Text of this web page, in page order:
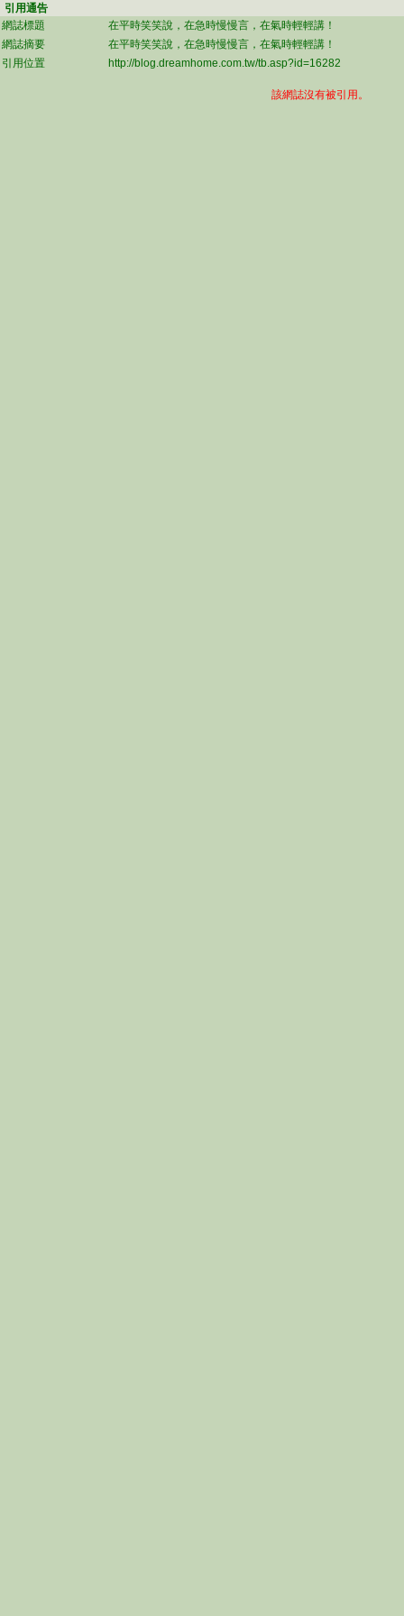
引用通告
網誌標題
在平時笑笑說，在急時慢慢言，在氣時輕輕講！
網誌摘要
在平時笑笑說，在急時慢慢言，在氣時輕輕講！
引用位置
http://blog.dreamhome.com.tw/tb.asp?id=16282
該網誌沒有被引用。